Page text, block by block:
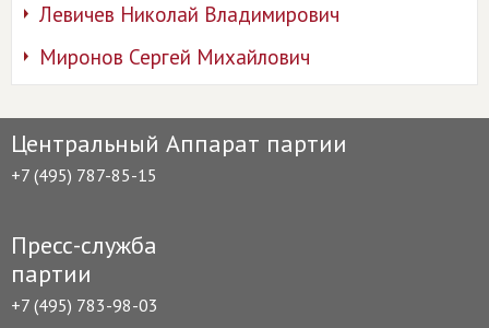
Левичев Николай Владимирович
Миронов Сергей Михайлович
Центральный Аппарат партии
+7 (495) 787-85-15
Пресс-служба
партии
+7 (495) 783-98-03